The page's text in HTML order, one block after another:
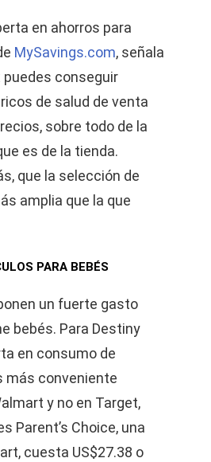
en ahorros para
MySavings.com, señala
puedes conseguir
de salud de venta
sobre todo de la
es de la tienda.
que la selección de
amplia que la que
PARA BEBÉS
un fuerte gasto
bebés. Para Destiny
en consumo de
más conveniente
y no en Target,
Parent’s Choice, una
cuesta US$27.38 o